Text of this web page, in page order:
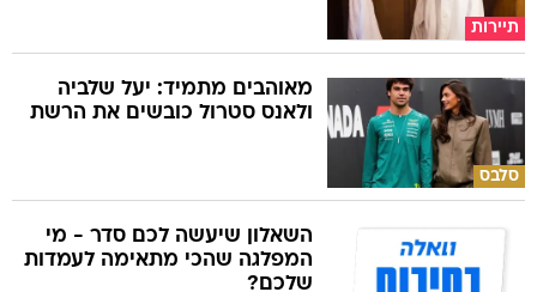
תיירות
סלבס
מאוהבים מתמיד: יעל שלביה
ולאנס סטרול כובשים את הרשת
השאלון שיעשה לכם סדר - מי
המפלגה שהכי מתאימה לעמדות
שלכם?